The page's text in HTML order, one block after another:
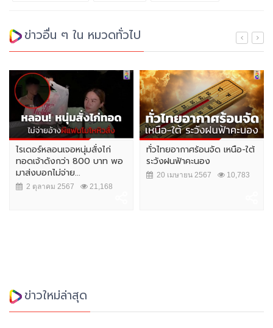
ข่าวอื่น ๆ ใน หมวดทั่วไป
ไรเดอร์หลอนเจอหนุ่มสั่งไก่
ทอดเจ้าดังกว่า 800 บาท พอ
มาส่งบอกไม่จ่าย...
2 ตุลาคม 2567 21,168
ทั่วไทยอากาศร้อนจัด เหนือ-ใต้
ระวังฝนฟ้าคะนอง
20 เมษายน 2567 10,783
ข่าวใหม่ล่าสุด